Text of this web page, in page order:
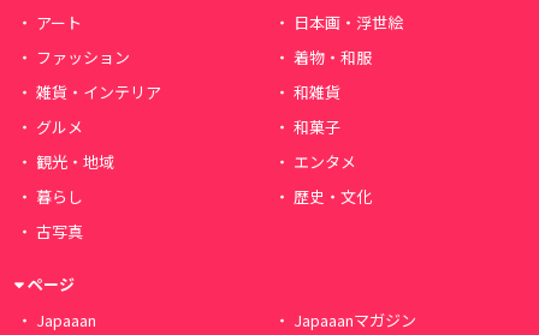
アート
日本画・浮世絵
ファッション
着物・和服
雑貨・インテリア
和雑貨
グルメ
和菓子
観光・地域
エンタメ
暮らし
歴史・文化
古写真
ページ
Japaaan
Japaaanマガジン